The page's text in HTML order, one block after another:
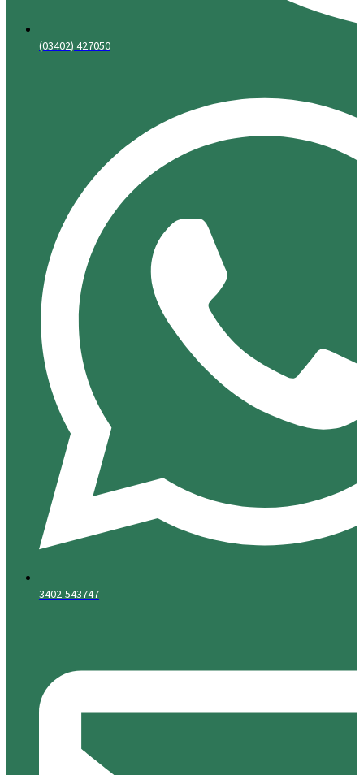
(03402) 427050
3402-543747